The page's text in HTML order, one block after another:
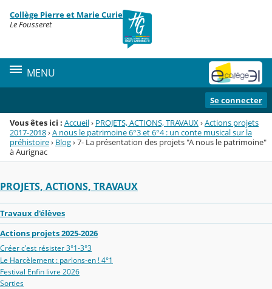
Menu de la rubrique
Contenu
Collège Pierre et Marie Curie
Le Fousseret
MENU
Se connecter
Vous êtes ici : Accueil› PROJETS, ACTIONS, TRAVAUX ›Actions projets
2017-2018›A nous le patrimoine 6°3 et 6°4 : un conte musical sur la
préhistoire› Blog›7- La présentation des projets "A nous le patrimoine"
à Aurignac
PROJETS, ACTIONS, TRAVAUX
Travaux d'élèves
Actions projets 2025-2026
Créer c'est résister 3°1-3°3
Le Harcèlement : parlons-en ! 4°1
Festival Enfin livre 2026
Sorties